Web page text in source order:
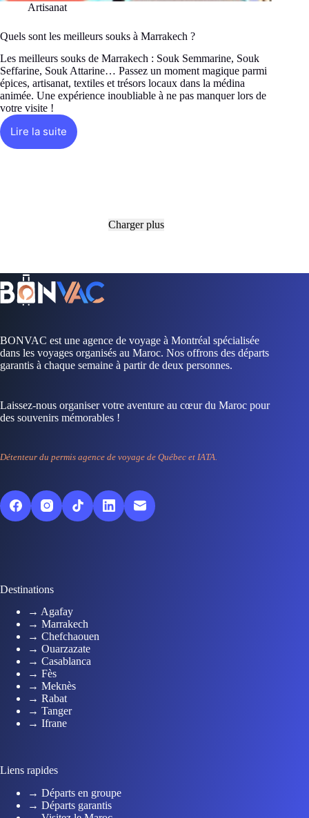
Artisanat
Quels sont les meilleurs souks à Marrakech ?
Les meilleurs souks de Marrakech : Souk Semmarine, Souk
Seffarine, Souk Attarine… Passez un moment magique parmi
épices, artisanat, textiles et trésors locaux dans la médina
animée. Une expérience inoubliable à ne pas manquer lors de
votre visite !
Lire la suite
Quels
à
?
Charger plus
BONVAC est une agence de voyage à Montréal spécialisée
dans les voyages organisés au Maroc. Nos offrons des départs
garantis à chaque semaine à partir de deux personnes.
Laissez-nous organiser votre aventure au cœur du Maroc pour
des souvenirs mémorables !
Détenteur du permis agence de voyage de Québec et IATA.
Destinations
→ Agafay
→ Marrakech
→ Chefchaouen
→ Ouarzazate
→ Casablanca
→ Fès
→ Meknès
→ Rabat
→ Tanger
→ Ifrane
Liens rapides
→ Départs en groupe
→ Départs garantis